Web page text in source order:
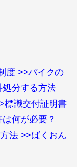
度 >>バイクの
分する方法
標識交付証明書
何が必要？
法 >>ばくおん